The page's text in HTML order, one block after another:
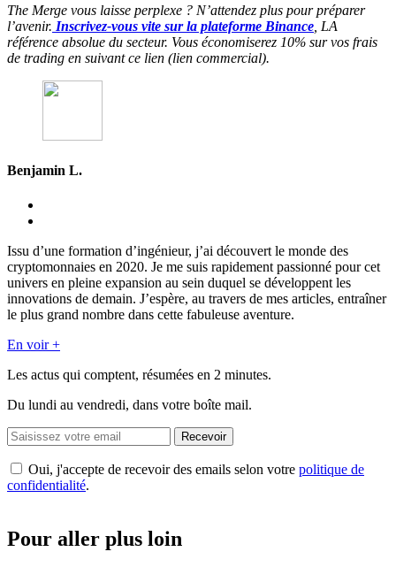
The Merge vous laisse perplexe ? N’attendez plus pour préparer
l’avenir. Inscrivez-vous vite sur la plateforme Binance , LA
référence absolue du secteur. Vous économiserez 10% sur vos frais
de trading en suivant ce lien (lien commercial).
Benjamin L.
Issu d’une formation d’ingénieur, j’ai découvert le monde des
cryptomonnaies en 2020. Je me suis rapidement passionné pour cet
univers en pleine expansion au sein duquel se développent les
innovations de demain. J’espère, au travers de mes articles, entraîner
le plus grand nombre dans cette fabuleuse aventure.
En voir +
Les actus qui comptent, résumées en 2 minutes.
Du lundi au vendredi, dans votre boîte mail.
Recevoir
Oui, j'accepte de recevoir des emails selon votre politique de
confidentialité.
Pour aller plus loin